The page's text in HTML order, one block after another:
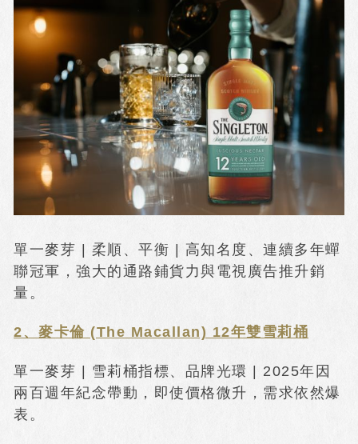
單一麥芽 | 柔順、平衡 | 高知名度、連續多年蟬
聯冠軍，強大的通路鋪貨力與電視廣告推升銷
量。
2、麥卡倫 (The Macallan) 12年雙雪莉桶
單一麥芽 | 雪莉桶指標、品牌光環 | 2025年因
兩百週年紀念帶動，即使價格微升，需求依然爆
表。